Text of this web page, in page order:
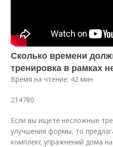
Сколько времени
тренировка в рамках
Время на чтение: 42 мин
214780
Если вы ищете несложные
улучшения формы, то
комплекс упражнений дома